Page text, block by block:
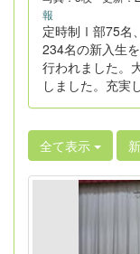
報
定時制Ⅰ部75名
234名の新入生
行われました。
しました。充実
全て表示